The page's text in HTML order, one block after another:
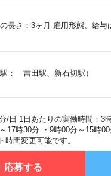
長さ：3ヶ月 雇用形態、給与
： 吉田駅、新石切駅）
/日 1日あたりの実働時間：3
17時30分 ・9時00分～15時
間変更可能です。
応募する